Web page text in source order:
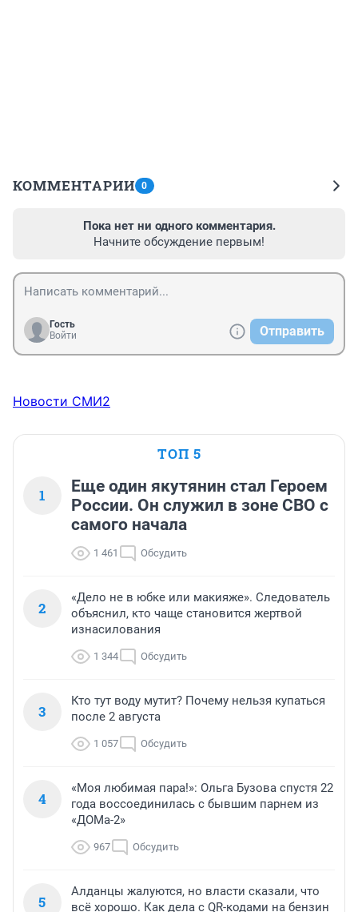
КОММЕНТАРИИ 0
Пока нет ни одного комментария.
Начните обсуждение первым!
Гость
Войти
Отправить
Новости СМИ2
ТОП 5
1
Еще один якутянин стал Героем
России. Он служил в зоне СВО с
самого начала
1 461 Обсудить
2
«Дело не в юбке или макияже». Следователь
объяснил, кто чаще становится жертвой
изнасилования
1 344 Обсудить
3
Кто тут воду мутит? Почему нельзя купаться
после 2 августа
1 057 Обсудить
4
«Моя любимая пара!»: Ольга Бузова спустя 22
года воссоединилась с бывшим парнем из
«ДОМа-2»
967 Обсудить
5
Алданцы жалуются, но власти сказали, что
всё хорошо. Как дела с QR-кодами на бензин